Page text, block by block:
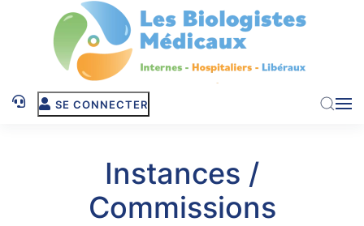
Skip to main content
SE CONNECTER
Instances /
Commissions